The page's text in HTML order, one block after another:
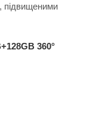
підвищеними
360°